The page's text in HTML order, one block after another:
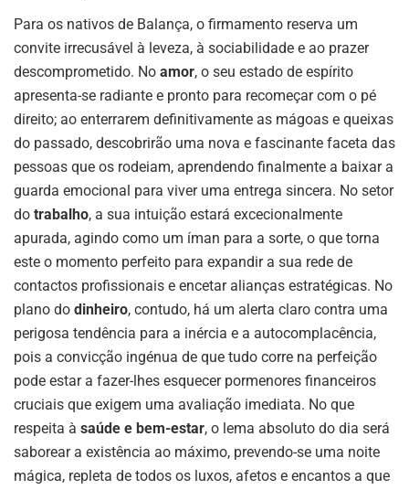
Para os nativos de Balança, o firmamento reserva um
convite irrecusável à leveza, à sociabilidade e ao prazer
descomprometido. No amor, o seu estado de espírito
apresenta-se radiante e pronto para recomeçar com o pé
direito; ao enterrarem definitivamente as mágoas e queixas
do passado, descobrirão uma nova e fascinante faceta das
pessoas que os rodeiam, aprendendo finalmente a baixar a
guarda emocional para viver uma entrega sincera. No setor
do trabalho, a sua intuição estará excecionalmente
apurada, agindo como um íman para a sorte, o que torna
este o momento perfeito para expandir a sua rede de
contactos profissionais e encetar alianças estratégicas. No
plano do dinheiro, contudo, há um alerta claro contra uma
perigosa tendência para a inércia e a autocomplacência,
pois a convicção ingénua de que tudo corre na perfeição
pode estar a fazer-lhes esquecer pormenores financeiros
cruciais que exigem uma avaliação imediata. No que
respeita à saúde e bem-estar, o lema absoluto do dia será
saborear a existência ao máximo, prevendo-se uma noite
mágica, repleta de todos os luxos, afetos e encantos a que